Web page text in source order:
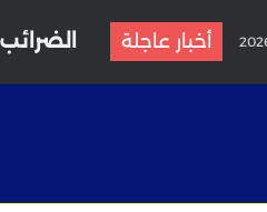
أخبار عاجلة